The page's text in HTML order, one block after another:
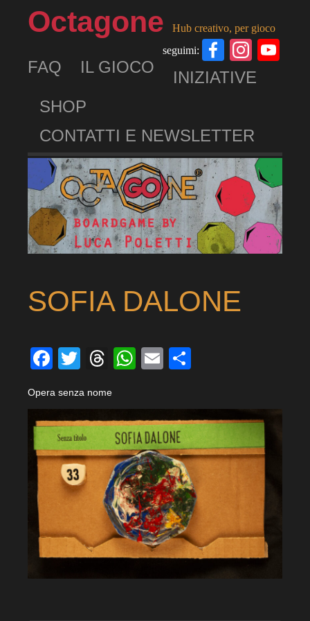
Octagone
Hub creativo, per gioco
seguimi:
Facebook
FAQ IL GIOCO
INIZIATIVE
SHOP
CONTATTI E NEWSLETTER
SOFIA DALONE
Facebook
TwitterThreads
WhatsApp
Email
Opera senza nome